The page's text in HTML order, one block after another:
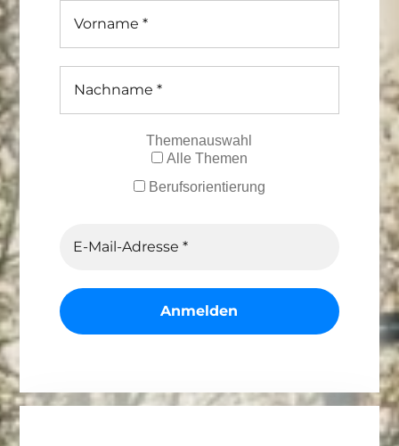
Themenauswahl
Alle Themen
Berufsorientierung